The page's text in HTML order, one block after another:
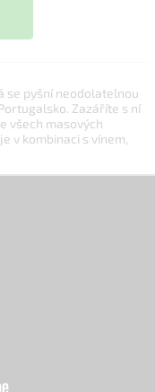
se pyšní neodolatelnou
Zazáříte s ní
všech masových
v kombinaci s vínem,